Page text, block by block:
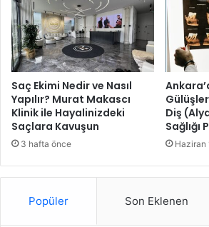
e
s
t
i
j
l
i
M
o
b
a
r
a
ç
ı
y
o
r
Saç Ekimi Nedir ve Nasıl
Yapılır? Murat Makascı
Klinik ile Hayalinizdeki
Saçlara Kavuşun
3 hafta önce
Diş
Sağlığı
Haziran
Popüler Son Eklenen